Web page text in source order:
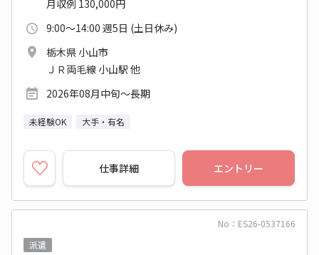
月収例 130,000円
9:00～14:00 週5日 (土日休み)
栃木県 小山市
ＪＲ両毛線 小山駅 他
2026年08月中旬～長期
未経験OK 大手・有名
仕事詳細 エントリー
No：ES26-0537166
派遣